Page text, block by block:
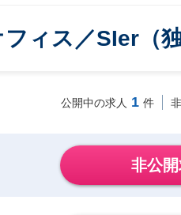
ィス／SIer（
公開中の求人 1 件
非公